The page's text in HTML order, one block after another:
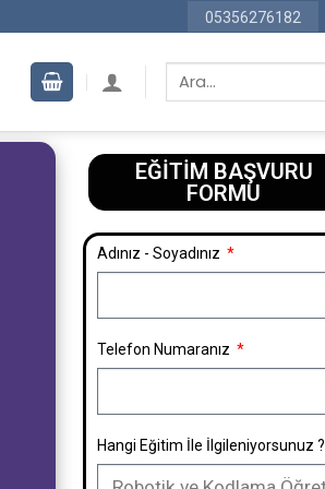
05356276182
EĞİTİM BAŞVURU
FORMU​
Adınız - Soyadınız
Telefon Numaranız
Hangi Eğitim İle İlgileniyorsunuz ?